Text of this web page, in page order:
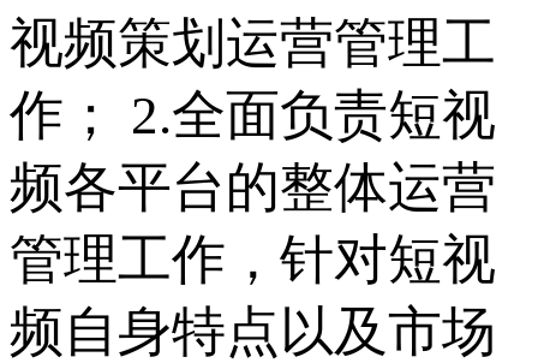
视频策划运营管理工
作； 2.全面负责短视
频各平台的整体运营
管理工作，针对短视
频自身特点以及市场